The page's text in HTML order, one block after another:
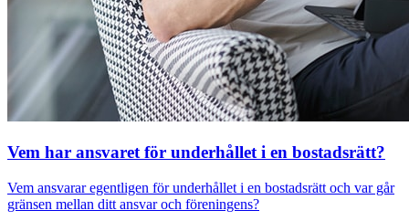
Vem har ansvaret för underhållet i en bostadsrätt?
Vem ansvarar egentligen för underhållet i en bostadsrätt och var går
gränsen mellan ditt ansvar och föreningens?